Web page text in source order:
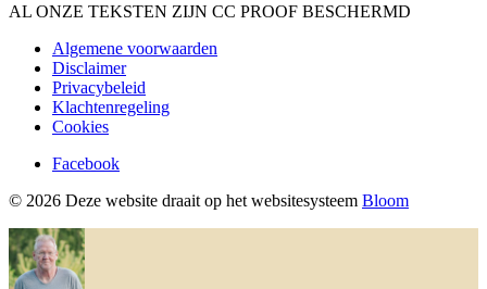
AL ONZE TEKSTEN ZIJN CC PROOF BESCHERMD
Algemene voorwaarden
Disclaimer
Privacybeleid
Klachtenregeling
Cookies
Facebook
© 2026 Deze website draait op het websitesysteem Bloom